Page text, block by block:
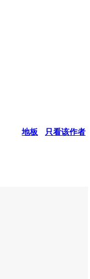
地板 只看该作者